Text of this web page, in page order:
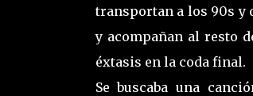
transportan a los 90s y
y acompañan al resto
éxtasis en la coda final.
Se buscaba una